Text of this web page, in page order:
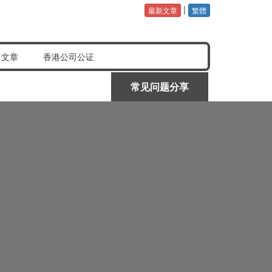
最新文章 | 繁體
常见问题分享